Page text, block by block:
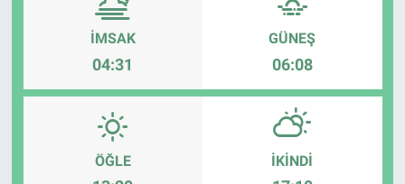
İMSAK
04:31
GÜNEŞ
06:08
ÖĞLE İKINDI
Sağlık
Ramazan